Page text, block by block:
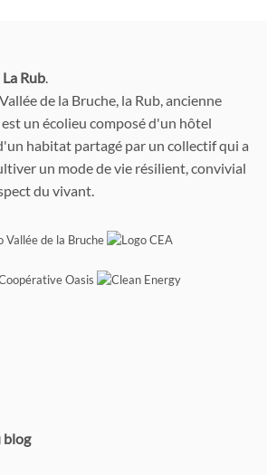
Rub.
de la Bruche, la Rub, ancienne
un écolieu composé d'un hôtel
habitat partagé par un collectif qui a
un mode de vie résilient, convivial
du vivant.
blog